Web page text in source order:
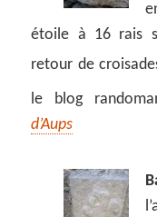
étoile à 16 rais
retour de
le blog
d’Aups